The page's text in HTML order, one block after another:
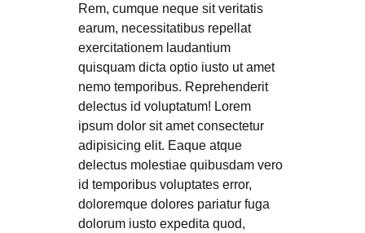
Rem, cumque neque sit veritatis
earum, necessitatibus repellat
exercitationem laudantium
quisquam dicta optio iusto ut amet
nemo temporibus. Reprehenderit
delectus id voluptatum! Lorem
ipsum dolor sit amet consectetur
adipisicing elit. Eaque atque
delectus molestiae quibusdam vero
id temporibus voluptates error,
doloremque dolores pariatur fuga
dolorum iusto expedita quod,